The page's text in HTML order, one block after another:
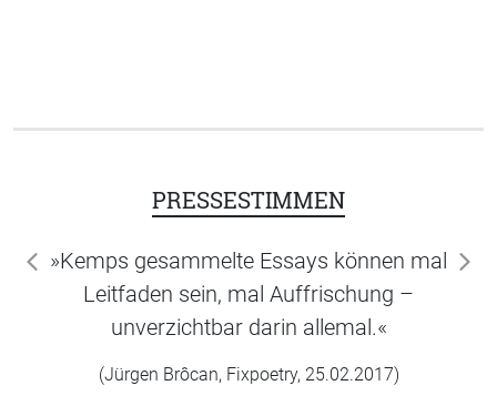
PRESSESTIMMEN
»Kemps gesammelte Essays können mal
Leitfaden sein, mal Auffrischung –
unverzichtbar darin allemal.«
(Jürgen Brôcan, Fixpoetry, 25.02.2017)
zurück